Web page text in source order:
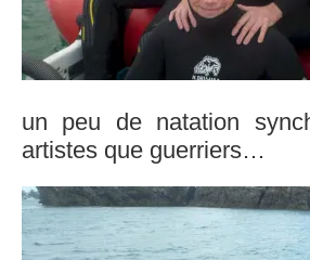
un peu de natation
artistes que guerriers…